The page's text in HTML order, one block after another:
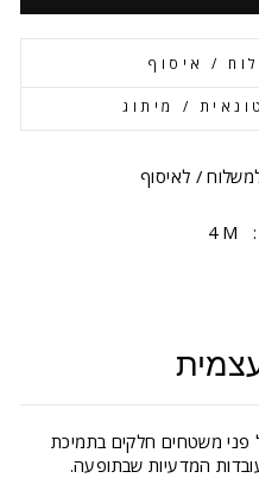
/ איסוף
/ מיתוג
/ לאיסוף
4M
משטחים חלקים בתמיכת
המדעיות שבתופעה.